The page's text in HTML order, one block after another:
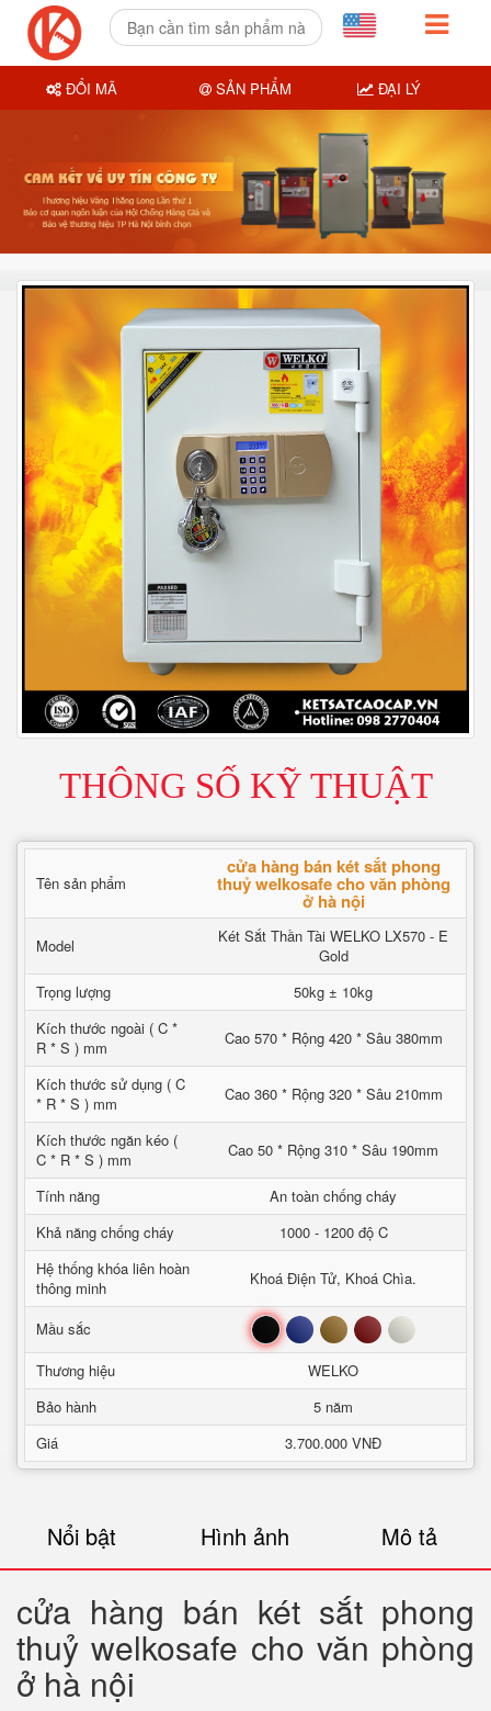
THÔNG SỐ KỸ THUẬT
Tên sản phẩm
cửa hàng bán két sắt phong
thuỷ welkosafe cho văn phòng
ở hà nội
Model
Két Sắt Thần Tài WELKO LX570 - E
Gold
Trọng lượng
50kg ± 10kg
Kích thước ngoài ( C *
R * S ) mm
Cao 570 * Rộng 420 * Sâu 380mm
Kích thước sử dụng ( C
* R * S ) mm
Cao 360 * Rộng 320 * Sâu 210mm
Kích thước ngăn kéo (
C * R * S ) mm
Cao 50 * Rộng 310 * Sâu 190mm
Tính năng
An toàn chống cháy
Khả năng chống cháy
1000 - 1200 độ C
Hệ thống khóa liên hoàn
thông minh
Khoá Điện Tử, Khoá Chìa.
Mầu sắc Đen Xanh Nâu Đỏ Trắng
Thương hiệu
WELKO
Bảo hành
5 năm
Giá
3.700.000 VNĐ
Nổi bật Hình ảnh Mô tả
cửa hàng bán két sắt phong
thuỷ welkosafe cho văn phòng
ở hà nội
ĐỔI MÃ SẢN PHẨM ĐẠI LÝ